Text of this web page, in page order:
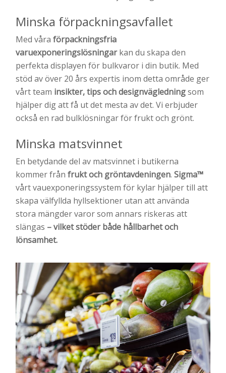
Minska förpackningsavfallet
Med våra förpackningsfria
varuexponeringslösningarkan du skapa den
perfekta displayen för bulkvaror i din butik. Med
stöd av över 20 års expertis inom detta område ger
vårt team insikter, tips och designvägledningsom
hjälper dig att få ut det mesta av det. Vi erbjuder
också en rad bulklösningar för frukt och grönt.
Minska matsvinnet
En betydande del av matsvinnet i butikerna
kommer från frukt och gröntavdeningen. Sigma™
vårt vauexponeringssystem för kylar hjälper till att
skapa välfyllda hyllsektioner utan att använda
stora mängder varor som annars riskeras att
slängas – vilket stöder både hållbarhet och
lönsamhet.